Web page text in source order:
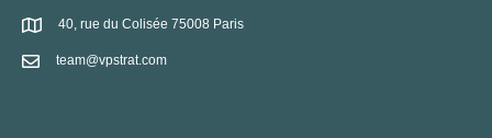
40, rue du Colisée 75008 Paris
team@vpstrat.com